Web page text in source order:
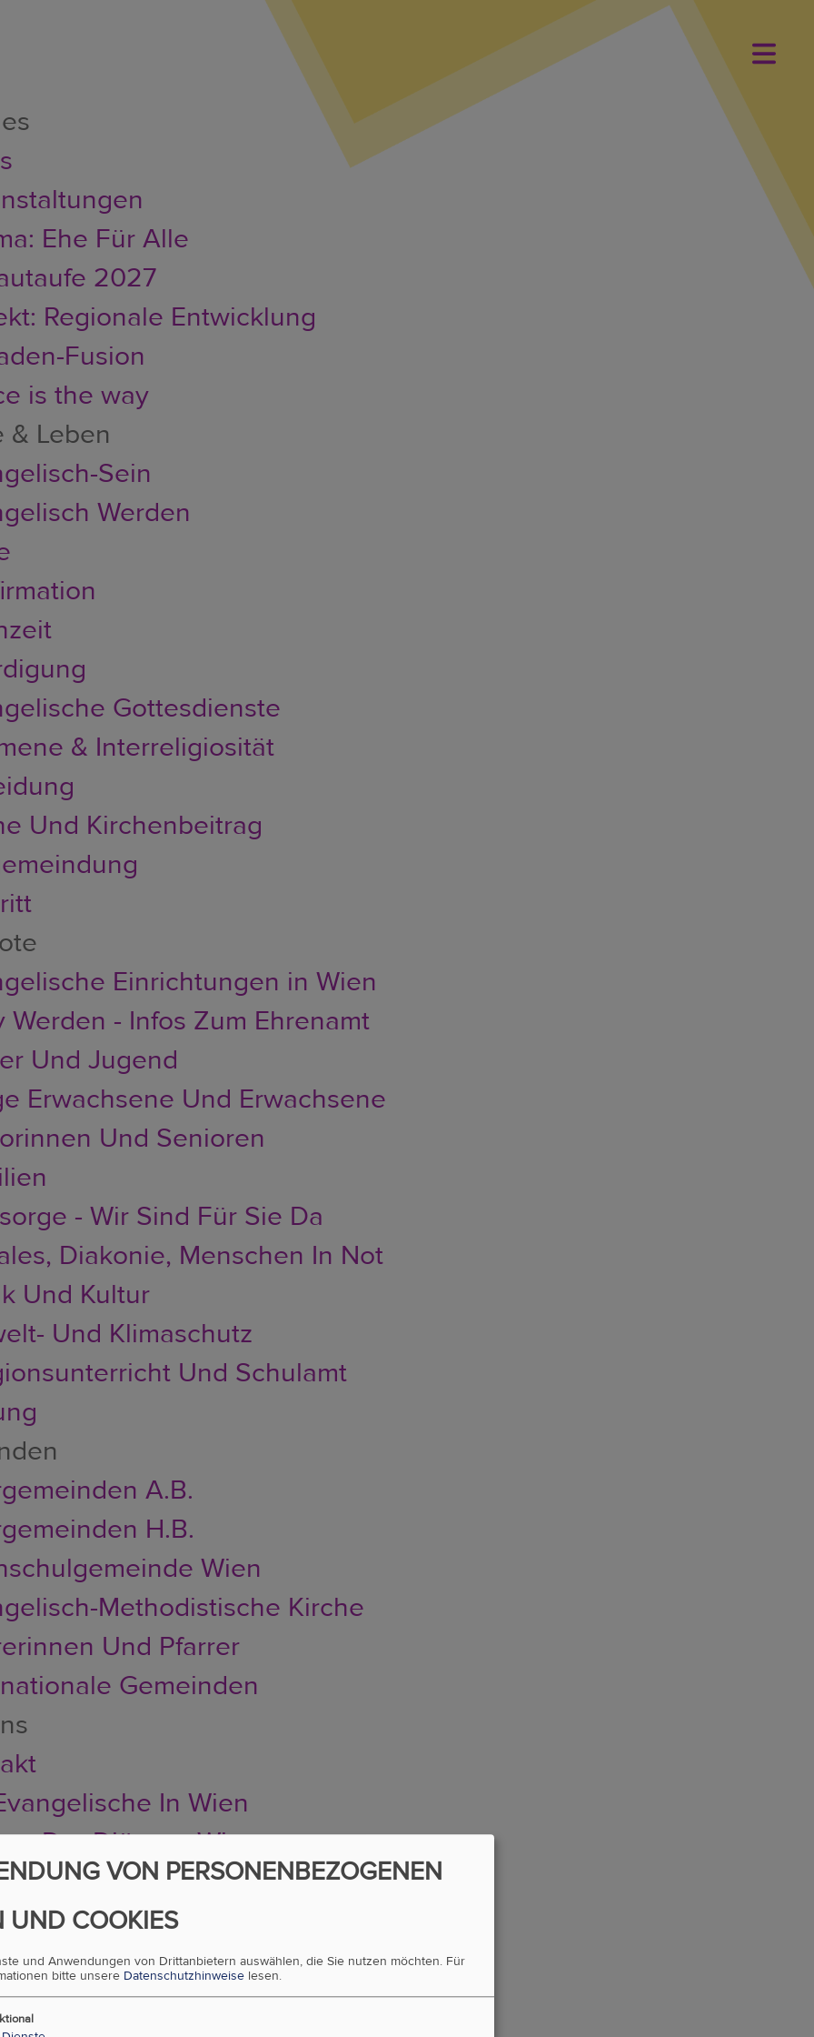
Ehe Für Alle
2027
Regionale Entwicklung
Fusion
is the way
& Leben
Sein
Werden
Gottesdienste
& Interreligiosität
Und Kirchenbeitrag
Einrichtungen in Wien
Werden - Infos Zum Ehrenamt
Und Jugend
Erwachsene Und Erwachsene
Und Senioren
- Wir Sind Für Sie Da
Diakonie, Menschen In Not
Und Kultur
Und Klimaschutz
Und Schulamt
A.B.
H.B.
Wien
Methodistische Kirche
Und Pfarrer
Gemeinden
In Wien
Der Diözese Wien
Aller Arbeitsbereiche
Aufgabe Und Demokratie
1517 Bis 2018
VON PERSONENBEZOGENEN
UND COOKIES
und Anwendungen von Drittanbietern auswählen, die Sie nutzen möchten. Für
bitte unsere Datenschutzhinweise lesen.